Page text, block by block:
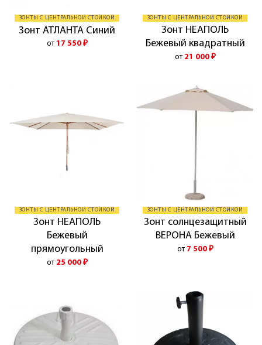
ЗОНТЫ С ЦЕНТРАЛЬНОЙ СТОЙКОЙ
Зонт АТЛАНТА Синий
от 17 550 ₽
ЗОНТЫ С ЦЕНТРАЛЬНОЙ СТОЙКОЙ
Зонт НЕАПОЛЬ
Бежевый квадратный
от 21 000 ₽
ЗОНТЫ С ЦЕНТРАЛЬНОЙ СТОЙКОЙ
Зонт НЕАПОЛЬ
Бежевый
прямоугольный
от 25 000 ₽
ЗОНТЫ С ЦЕНТРАЛЬНОЙ СТОЙКОЙ
Зонт солнцезащитный
ВЕРОНА Бежевый
от 7 500 ₽